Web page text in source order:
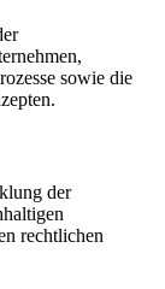
sowie die
der
rechtlichen